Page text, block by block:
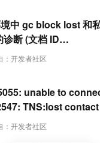
：开发者社区
境中 gc block lost 和
断 (文档 ID
：开发者社区
unable to
TNS:lost contact